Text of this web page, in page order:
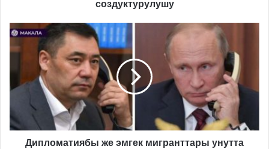
создуктурулушу
Дипломатиябы
эмгек
мигранттары
унутта
калдыбы?
Дипломатиябы же эмгек мигранттары унутта